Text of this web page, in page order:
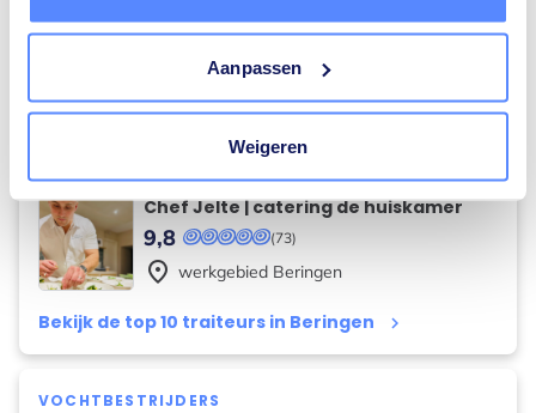
Aanpassen
Weigeren
place werkgebied Beringen
Chef Jelte | catering de huiskamer
(73)
9,8
Bekijk de top 10 traiteurs in Beringen keyboard_arrow_right
place werkgebied Beringen
VOCHTBESTRIJDERS